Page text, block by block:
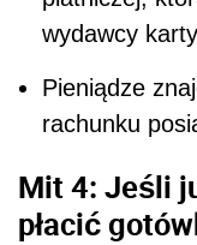
wydawcy
Pieniądze
rachunku
Mit 4: Jeśli
płacić